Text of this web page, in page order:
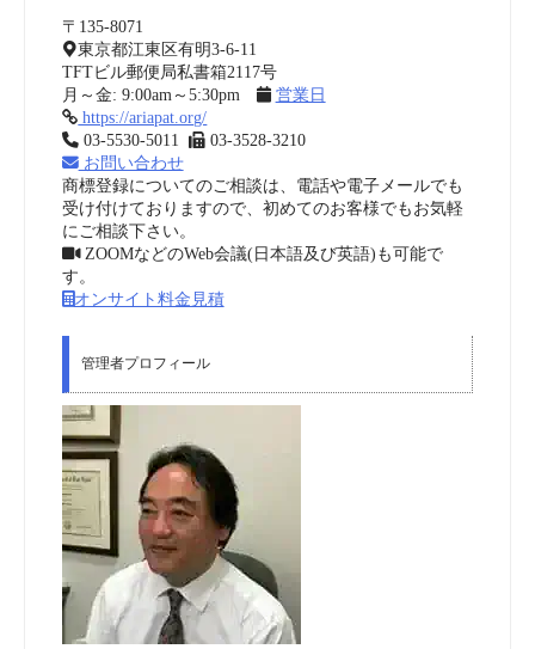
〒135-8071
東京都江東区有明3-6-11
TFTビル郵便局私書箱2117号
月～金: 9:00am～5:30pm
営業日
https://ariapat.org/
03-5530-5011
03-3528-3210
お問い合わせ
商標登録についてのご相談は、電話や電子メールでも
受け付けておりますので、初めてのお客様でもお気軽
にご相談下さい。
ZOOMなどのWeb会議(日本語及び英語)も可能で
す。
オンサイト料金見積
管理者プロフィール